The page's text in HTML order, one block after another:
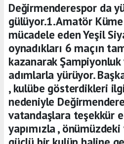
Değirmenderespor da
gülüyor.1.Amatör
mücadele eden Yeşil
oynadıkları 6 maçın
kazanarak
adımlarla yürüyor.
, kulübe gösterdikleri
nedeniyle
vatandaşlara teşekkür
yapımızla ,